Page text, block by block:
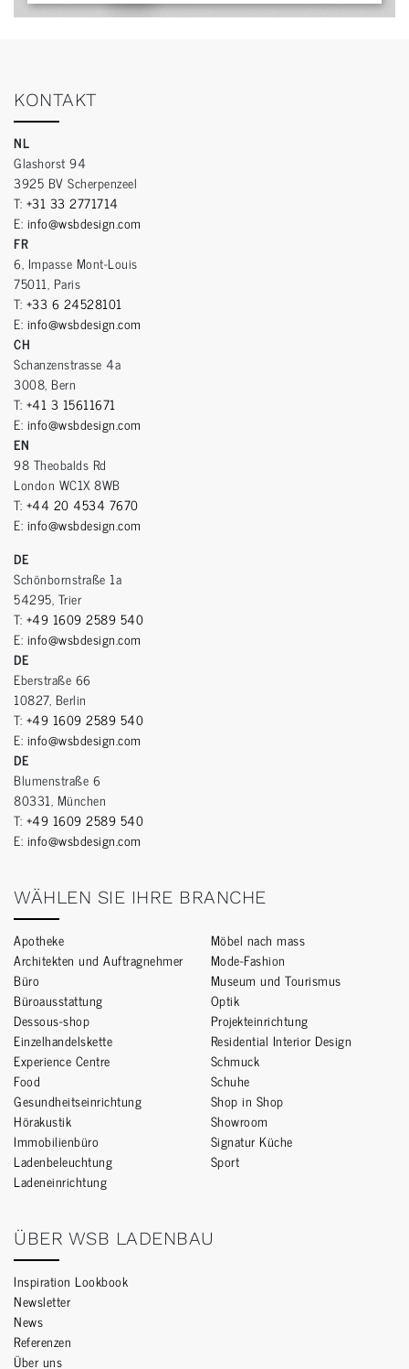
KONTAKT
NL
Glashorst 94
3925 BV Scherpenzeel
T: +31 33 2771714
E: info@wsbdesign.com
FR
6, Impasse Mont-Louis
75011, Paris
T: +33 6 24528101
E: info@wsbdesign.com
CH
Schanzenstrasse 4a
3008, Bern
T: +41 3 15611671
E: info@wsbdesign.com
EN
98 Theobalds Rd
London WC1X 8WB
T: +44 20 4534 7670
E: info@wsbdesign.com
DE
Schönbornstraße 1a
54295, Trier
T: +49 1609 2589 540
E: info@wsbdesign.com
DE
Eberstraße 66
10827, Berlin
T: +49 1609 2589 540
E: info@wsbdesign.com
DE
Blumenstraße 6
80331, München
T: +49 1609 2589 540
E: info@wsbdesign.com
WÄHLEN SIE IHRE BRANCHE
Apotheke
Architekten und Auftragnehmer
Büro
Büroausstattung
Dessous-shop
Einzelhandelskette
Experience Centre
Food
Gesundheitseinrichtung
Hörakustik
Immobilienbüro
Ladenbeleuchtung
Ladeneinrichtung
Möbel nach mass
Mode-Fashion
Museum und Tourismus
Optik
Projekteinrichtung
Residential Interior Design
Schmuck
Schuhe
Shop in Shop
Showroom
Signatur Küche
Sport
ÜBER WSB LADENBAU
Inspiration Lookbook
Newsletter
News
Referenzen
Über uns